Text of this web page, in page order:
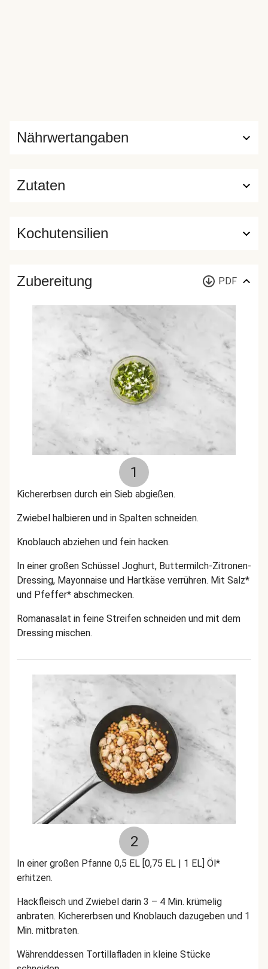
Zutaten
Nährwertangaben
Kochutensilien
Zubereitung PDF
1
Kichererbsen durch ein Sieb abgießen.
Zwiebel halbieren und in Spalten schneiden.
Knoblauch abziehen und fein hacken.
In einer großen Schüssel Joghurt, Buttermilch-Zitronen-
Dressing, Mayonnaise und Hartkäse verrühren. Mit Salz*
und Pfeffer* abschmecken.
Romanasalat in feine Streifen schneiden und mit dem
Dressing mischen.
2
In einer großen Pfanne 0,5 EL [0,75 EL | 1 EL] Öl*
erhitzen.
Hackfleisch und Zwiebel darin 3 – 4 Min. krümelig
anbraten. Kichererbsen und Knoblauch dazugeben und 1
Min. mitbraten.
Währenddessen Tortillafladen in kleine Stücke